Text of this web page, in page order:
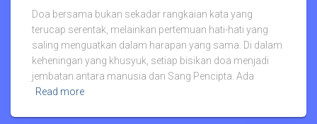
Doa bersama bukan sekadar rangkaian kata yang
terucap serentak, melainkan pertemuan hati-hati yang
saling menguatkan dalam harapan yang sama. Di dalam
keheningan yang khusyuk, setiap bisikan doa menjadi
jembatan antara manusia dan Sang Pencipta. Ada
Read more